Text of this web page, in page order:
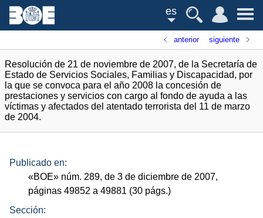
es
anterior siguiente
Resolución de 21 de noviembre de 2007, de la Secretaría de
Estado de Servicios Sociales, Familias y Discapacidad, por
la que se convoca para el año 2008 la concesión de
prestaciones y servicios con cargo al fondo de ayuda a las
víctimas y afectados del atentado terrorista del 11 de marzo
de 2004.
Publicado en:
«BOE» núm. 289, de 3 de diciembre de 2007,
páginas 49852 a 49881 (30 págs.)
Sección: